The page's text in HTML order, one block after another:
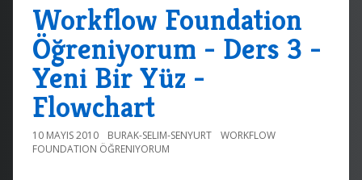
Workflow Foundation
Öğreniyorum - Ders 3 -
Yeni Bir Yüz -
Flowchart
10 MAYIS 2010 BURAK-SELIM-SENYURT
WORKFLOW
FOUNDATION ÖĞRENIYORUM